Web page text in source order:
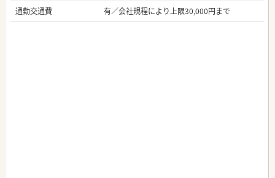
通勤交通費
有／会社規程により上限30,000円まで